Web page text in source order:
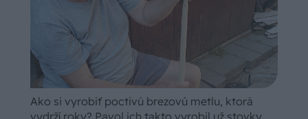
Ako si vyrobiť poctivú brezovú metlu, ktorá
vydrží roky? Pavol ich takto vyrobil už stovky